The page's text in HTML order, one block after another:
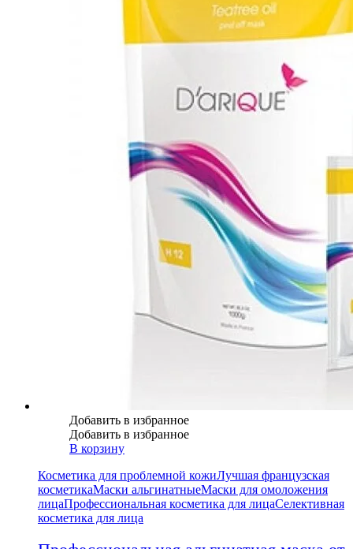
Добавить в избранное
Добавить в избранное
В корзину
Косметика для проблемной кожиЛучшая французская
косметикаМаски альгинатныеМаски для омоложения
лицаПрофессиональная косметика для лицаСелективная
косметика для лица